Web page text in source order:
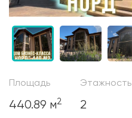
Площадь
440.89 м2
Этажность
2